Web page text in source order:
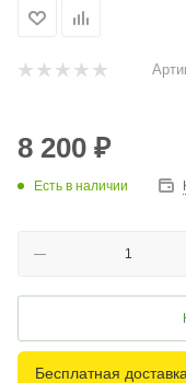
8 200 ₽
Есть в наличии
Бесплатная